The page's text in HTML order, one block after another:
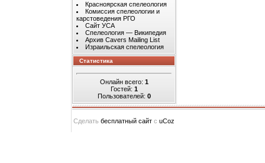
Красноярская спелеология
Комиссия спелеологии и
карстоведения РГО
Сайт УСА
Спелеология — Википедия
Архив Cavers Mailing List
Израильская спелеология
Статистика
Онлайн всего: 1
Гостей: 1
Пользователей: 0
Сделать бесплатный сайт с uCoz